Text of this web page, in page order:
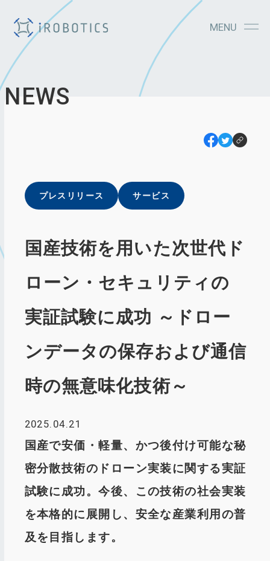
MENU
NEWS
プレスリリース サービス
国産技術を用いた次世代ド
ローン・セキュリティの
実証試験に成功 ～ドロー
ンデータの保存および通信
時の無意味化技術～
2025.04.21
国産で安価・軽量、かつ後付け可能な秘
密分散技術のドローン実装に関する実証
試験に成功。今後、この技術の社会実装
を本格的に展開し、安全な産業利用の普
及を目指します。